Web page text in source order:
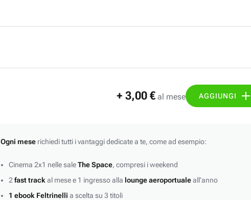
+ 3,00 € al mese AGGIUNGI
Ogni meserichiedi tutti i vantaggi dedicate a te, come ad esempio:
Cinema 2x1 nelle saleThe Space, compresi i weekend
2 fast track al mese e 1 ingresso alla lounge aeroportualeall’anno
1 ebook Feltrinelli a scelta su 3 titoli